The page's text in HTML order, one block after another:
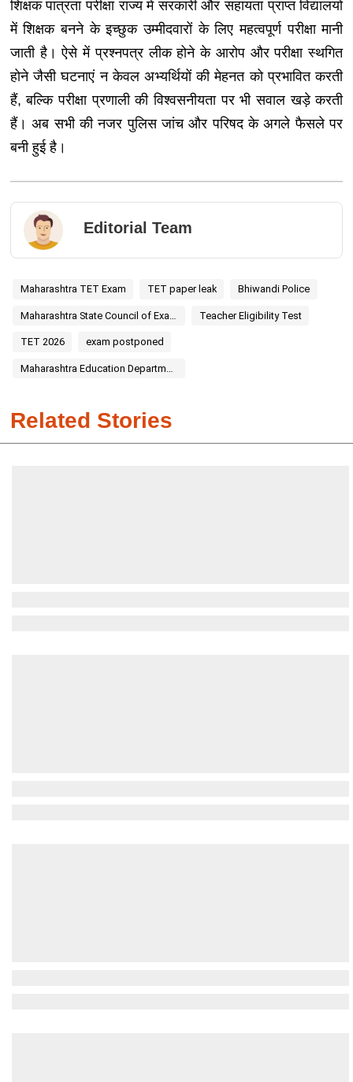
शिक्षक पात्रता परीक्षा राज्य में सरकारी और सहायता प्राप्त विद्यालयों
में शिक्षक बनने के इच्छुक उम्मीदवारों के लिए महत्वपूर्ण परीक्षा मानी
जाती है। ऐसे में प्रश्नपत्र लीक होने के आरोप और परीक्षा स्थगित
होने जैसी घटनाएं न केवल अभ्यर्थियों की मेहनत को प्रभावित करती
हैं, बल्कि परीक्षा प्रणाली की विश्वसनीयता पर भी सवाल खड़े करती
हैं। अब सभी की नजर पुलिस जांच और परिषद के अगले फैसले पर
बनी हुई है।
Editorial Team
Maharashtra TET Exam TET paper leak Bhiwandi Police
Teacher Eligibility Test
TET 2026 exam postponed
Maharashtra Education Department
Related Stories